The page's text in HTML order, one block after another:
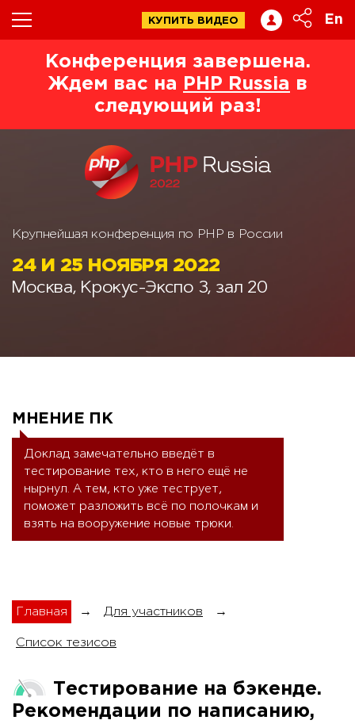
КУПИТЬ ВИДЕО En
Конференция завершена.
Ждем вас на
PHP Russia в
следующий раз!
Крупнейшая конференция по PHP в России
24 И 25 НОЯБРЯ 2022
Москва, Крокус-Экспо 3, зал 20
Главная → Для участников →
Список тезисов
Тестирование на бэкенде.
Рекомендации по написанию,
МНЕНИЕ ПК
Доклад замечательно введёт в
тестирование тех, кто в него ещё не
нырнул. А тем, кто уже теструет,
поможет разложить всё по полочкам и
взять на вооружение новые трюки.